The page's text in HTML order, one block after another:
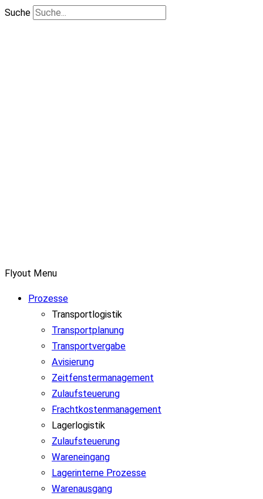
Suche
Flyout Menu
Prozesse
Transportlogistik
Transportplanung
Transportvergabe
Avisierung
Zeitfenstermanagement
Zulaufsteuerung
Frachtkostenmanagement
Lagerlogistik
Zulaufsteuerung
Wareneingang
Lagerinterne Prozesse
Warenausgang